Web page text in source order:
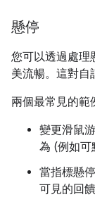
懸停
您可以透過處理
美流暢。這對自
兩個最常見的範
變更滑鼠
為 (例如可
當指標懸
可見的回